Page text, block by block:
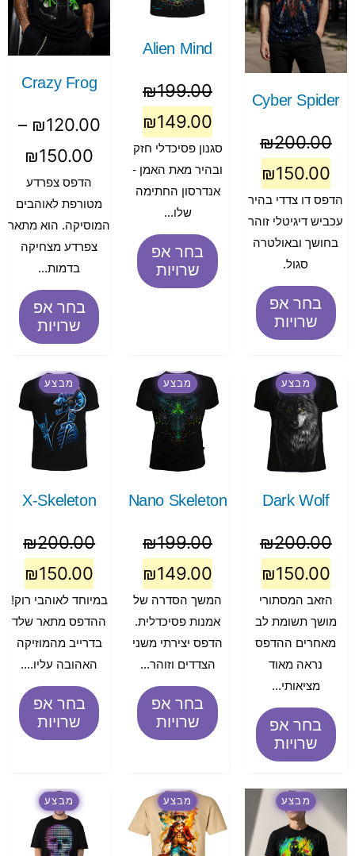
Cyber Spider
₪200.00
₪150.00
הדפס דו צדדי בהיר
עכביש דיגיטלי זוהר
בחושך ובאולטרה
סגול.
בחר אפ
שרויות
Alien Mind
₪199.00
₪149.00
סגנון פסיכדלי חזק
ובהיר מאת האמן -
אנדרסון החתימה
שלו...
בחר אפ
שרויות
Crazy Frog
₪120.00
–
₪150.00
הדפס צפרדע
מטורפת לאוהבים
המוסיקה. הוא מתאר
צפרדע מצחיקה
בדמות...
בחר אפ
שרויות
מבצע
Dark Wolf
₪200.00
₪150.00
הזאב המסתורי
מושך תשומת לב
מאחרים ההדפס
נראה מאוד
מציאותי...
בחר אפ
שרויות
מבצע
Nano Skeleton
₪199.00
₪149.00
המשך הסדרה של
אמנות פסיכדלית.
הדפס יצירתי משני
הצדדים וזוהר...
בחר אפ
שרויות
מבצע
X-Skeleton
₪200.00
₪150.00
במיוחד לאוהבי רוק!
ההדפס מתאר שלד
בדרייב מהמוזיקה
האהובה עליו....
בחר אפ
שרויות
מבצע מבצע מבצע